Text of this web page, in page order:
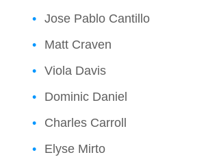
Jose Pablo Cantillo
Matt Craven
Viola Davis
Dominic Daniel
Charles Carroll
Elyse Mirto